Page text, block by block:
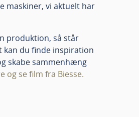
maskiner, vi aktuelt har
produktion, så står
kan du finde inspiration
skabe sammenhæng
og se film fra Biesse.